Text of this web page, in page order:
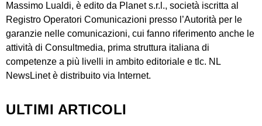
Massimo Lualdi, è edito da Planet s.r.l., società iscritta al
Registro Operatori Comunicazioni presso l’Autorità per le
garanzie nelle comunicazioni, cui fanno riferimento anche le
attività di Consultmedia, prima struttura italiana di
competenze a più livelli in ambito editoriale e tlc. NL
NewsLinet è distribuito via Internet.
ULTIMI ARTICOLI